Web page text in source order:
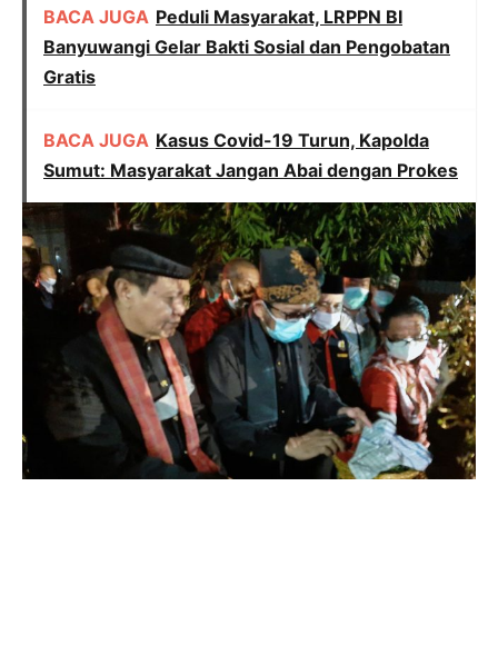
BACA JUGA Peduli Masyarakat, LRPPN BI
Banyuwangi Gelar Bakti Sosial dan Pengobatan
Gratis
BACA JUGA Kasus Covid-19 Turun, Kapolda
Sumut: Masyarakat Jangan Abai dengan Prokes